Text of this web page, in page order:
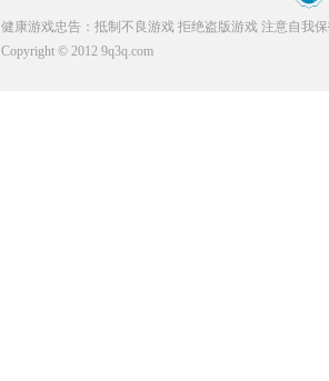
健康游戏忠告：抵制不良游戏 拒绝盗版游戏 注意自我
Copyright © 2012 9q3q.com